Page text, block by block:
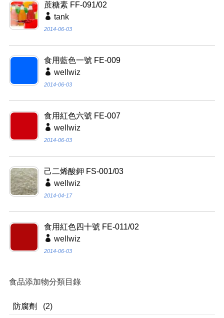
蔗糖素 FF-091/02
tank
2014-06-03
食用藍色一號 FE-009
wellwiz
2014-06-03
食用紅色六號 FE-007
wellwiz
2014-06-03
己二烯酸鉀 FS-001/03
wellwiz
2014-04-17
食用紅色四十號 FE-011/02
wellwiz
2014-06-03
食品添加物分類目錄
防腐劑
(2)